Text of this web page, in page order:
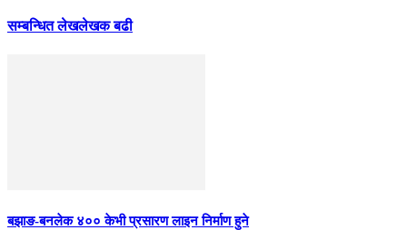
सम्बन्धित लेखलेखक बढी
बझाङ-बनलेक ४०० केभी प्रसारण लाइन निर्माण हुने